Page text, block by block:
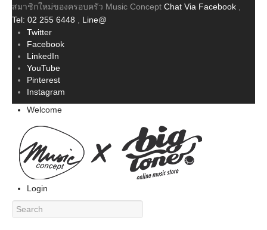
สมาชิกใหม่ของครอบครัว Music Concept Chat Via Facebook
Tel: 02 255 6448
Line@
Twitter
Facebook
LinkedIn
YouTube
Pinterest
Instagram
Welcome
Login